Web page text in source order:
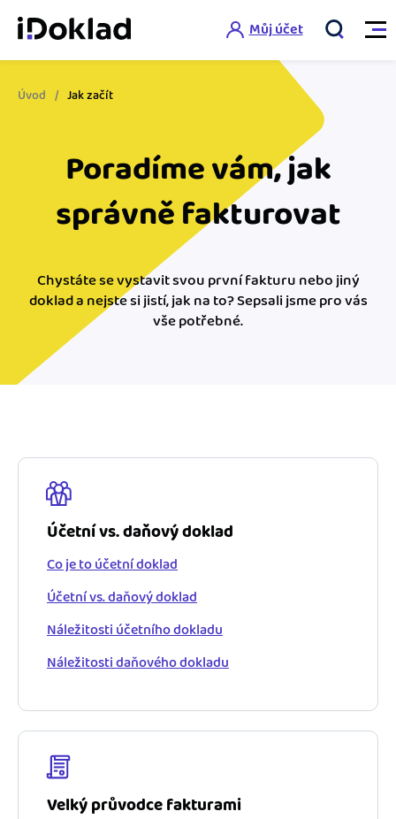
Online fakturace
Správa kontaktů
Spolupráce s účetní
Výkazy pro úřady
Propojení na další systémy
Katalog doplňků
Ceník
Vzdělání
Nápověda
Jak začít s iDokladem
Jak začít podnikat
mini akademie
Fakturační poradna
Šablony faktur
Šablona pro plátce DPH
Šablona pro neplátce DPH
Můj účet
Úvod Jak začít
Poradíme vám,jak
správně fakturovat
Chystáte se vystavit svou první fakturu nebo jiný
doklad a nejste si jistí, jak na to? Sepsali jsme pro vás
vše potřebné.
Účetní vs. daňový doklad
Co je to účetní doklad
Účetní vs. daňový doklad
Náležitosti účetního dokladu
Náležitosti daňového dokladu
Velký průvodce fakturami